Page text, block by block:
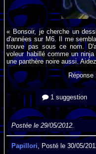
« Bonsoir, je cherche un
d'années sur M6. Il me
trouve pas sous ce nom.
voleur habillé comme un
une panthère noire aussi.
Réponse
1 suggestion
Postée le 29/05/2012.
Papillori , Posté le 30/05/